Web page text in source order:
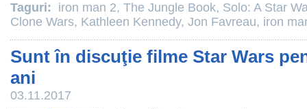
Taguri: iron man 2, The Jungle Book, Solo: A Star
Clone Wars, Kathleen Kennedy, Jon Favreau, iron
Sunt în discuţie filme Star Wars
ani
03.11.2017